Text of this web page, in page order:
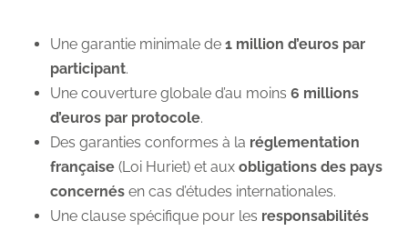
Une garantie minimale de 1 million d’euros par
participant.
Une couverture globale d’au moins 6 millions
d’euros par protocole.
Des garanties conformes à la réglementation
française(Loi Huriet) et aux obligations des pays
concernésen cas d’études internationales.
Une clause spécifique pour les responsabilités